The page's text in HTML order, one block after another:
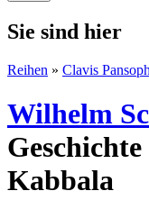
Sie sind hier
Reihen » Clavis
Wilhelm
Kabbala